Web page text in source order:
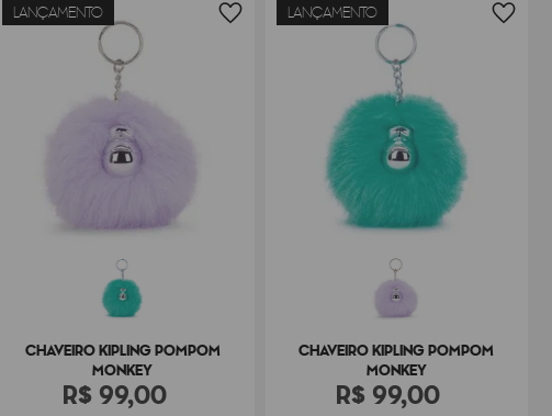
LANÇAMENTO
CHAVEIRO KIPLING POMPOM
MONKEY
R$ 99,00
LANÇAMENTO
CHAVEIRO KIPLING POMPOM
MONKEY
R$ 99,00